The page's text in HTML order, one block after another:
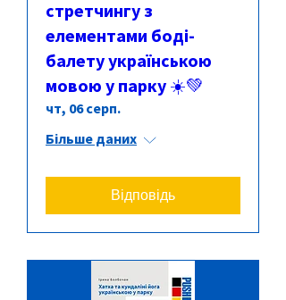
стретчингу з
елементами боді-
балету українською
мовою у парку ☀️💚
чт, 06 серп.
Більше даних
Відповідь